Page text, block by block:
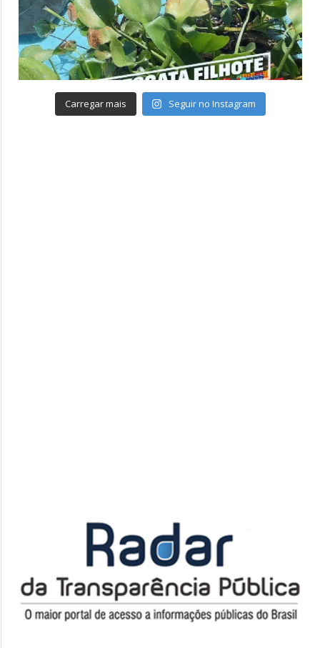
Carregar mais Seguir no Instagram